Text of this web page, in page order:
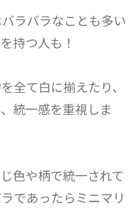
ラバラなことも多い
持つ人も！
全て白に揃えたり、
統一感を重視しま
色や柄で統一されて
であったらミニマリ